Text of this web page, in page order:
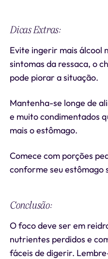
Dicas Extras:
Evite ingerir mais álcool
sintomas da ressaca, o
pode piorar a situação.
Mantenha-se longe de
e muito condimentados
mais o estômago.
Comece com porções
conforme seu estômago
Conclusão:
O foco deve ser em
nutrientes perdidos e
fáceis de digerir.